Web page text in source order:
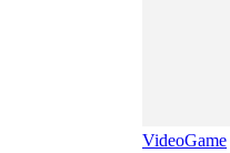
VideoGame